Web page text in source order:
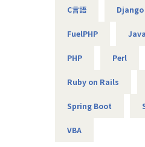
→ 業務システムの開発、設計の
→大手メーカーでSalesforce導入
・Cさんの場合：サーバーの運用
会社の定める業務
・シュミレーションシステム開発
名）がある環境です。
▼得られる経験
多様なスキルを身につけたい方や、
C言語 Django
FuelPHP Java
PHP Perl
Ruby on Rails
Spring Boot
VBA